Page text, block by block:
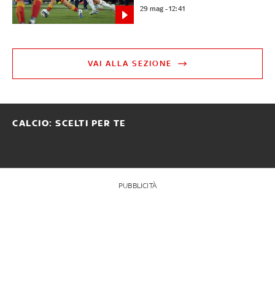
29 mag - 12:41
VAI ALLA SEZIONE
CALCIO: SCELTI PER TE
PUBBLICITÀ